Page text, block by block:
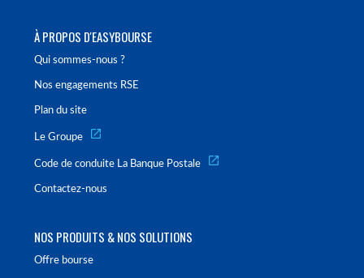
À PROPOS D'EASYBOURSE
Qui sommes-nous ?
Nos engagements RSE
Plan du site
Le Groupe
Code de conduite La Banque Postale
Contactez-nous
NOS PRODUITS & NOS SOLUTIONS
Offre bourse